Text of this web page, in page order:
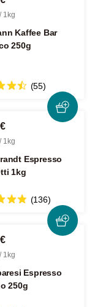
1kg
Kaffee Bar
250g
(55)
1kg
Espresso
1kg
(136)
1kg
Espresso
250g